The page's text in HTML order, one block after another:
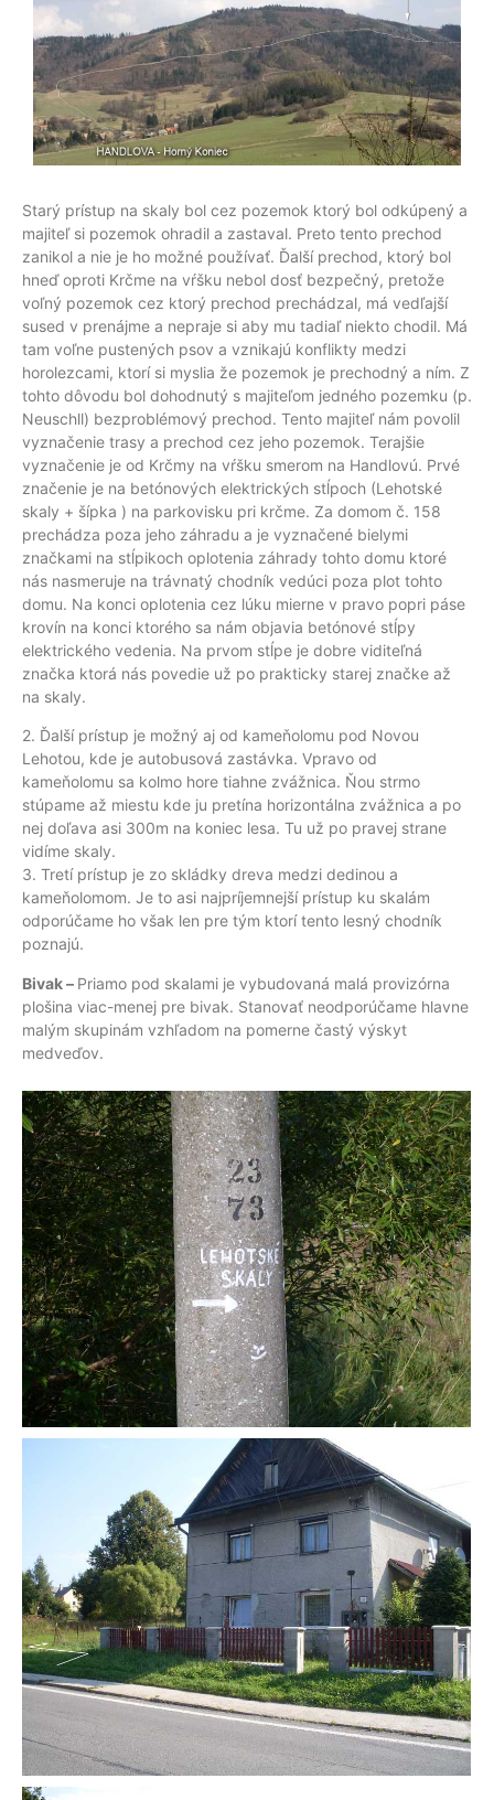
Starý prístup na skaly bol cez pozemok ktorý bol odkúpený a
majiteľ si pozemok ohradil a zastaval. Preto tento prechod
zanikol a nie je ho možné používať. Ďalší prechod, ktorý bol
hneď oproti Krčme na vŕšku nebol dosť bezpečný, pretože
voľný pozemok cez ktorý prechod prechádzal, má vedľajší
sused v prenájme a nepraje si aby mu tadiaľ niekto chodil. Má
tam voľne pustených psov a vznikajú konflikty medzi
horolezcami, ktorí si myslia že pozemok je prechodný a ním. Z
tohto dôvodu bol dohodnutý s majiteľom jedného pozemku (p.
Neuschll) bezproblémový prechod. Tento majiteľ nám povolil
vyznačenie trasy a prechod cez jeho pozemok. Terajšie
vyznačenie je od Krčmy na vŕšku smerom na Handlovú. Prvé
značenie je na betónových elektrických stĺpoch (Lehotské
skaly + šípka ) na parkovisku pri krčme. Za domom č. 158
prechádza poza jeho záhradu a je vyznačené bielymi
značkami na stĺpikoch oplotenia záhrady tohto domu ktoré
nás nasmeruje na trávnatý chodník vedúci poza plot tohto
domu. Na konci oplotenia cez lúku mierne v pravo popri páse
krovín na konci ktorého sa nám objavia betónové stĺpy
elektrického vedenia. Na prvom stĺpe je dobre viditeľná
značka ktorá nás povedie už po prakticky starej značke až
na skaly.
2. Ďalší prístup je možný aj od kameňolomu pod Novou
Lehotou, kde je autobusová zastávka. Vpravo od
kameňolomu sa kolmo hore tiahne zvážnica. Ňou strmo
stúpame až miestu kde ju pretína horizontálna zvážnica a po
nej doľava asi 300m na koniec lesa. Tu už po pravej strane
vidíme skaly.
3. Tretí prístup je zo skládky dreva medzi dedinou a
kameňolomom. Je to asi najpríjemnejší prístup ku skalám
odporúčame ho však len pre tým ktorí tento lesný chodník
poznajú.
Bivak – Priamo pod skalami je vybudovaná malá provizórna
plošina viac-menej pre bivak. Stanovať neodporúčame hlavne
malým skupinám vzhľadom na pomerne častý výskyt
medveďov.